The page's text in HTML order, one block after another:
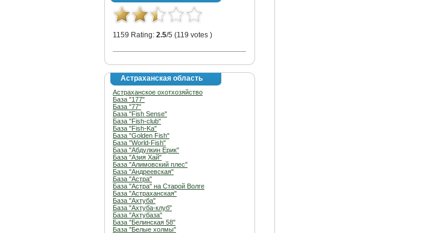
1159 Rating: 2.5/5 (119 votes )
Астраханская область
Астраханское охотхозяйство
База "177"
База "77"
База "Fish Sense"
База "Fish-club"
База "Fish-Ka"
База "Golden Fish"
База "World-Fish"
База "Абдулкин Ерик"
База "Азия Хай"
База "Алимовский плес"
База "Андреевская"
База "Астра"
База "Астра" на Старой Волге
База "Астраханская"
База "Ахтуба"
База "Ахтуба-клуб"
База "Ахтубаза"
База "Белинская 58"
База "Белые холмы"